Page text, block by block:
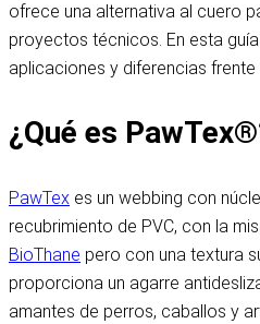
ofrece una alternativa al cuero
proyectos técnicos. En esta
aplicaciones y diferencias
¿Qué es
PawTex es un webbing con
recubrimiento de PVC, con la
BioThane pero con una textura
proporciona un agarre
amantes de perros, caballos y